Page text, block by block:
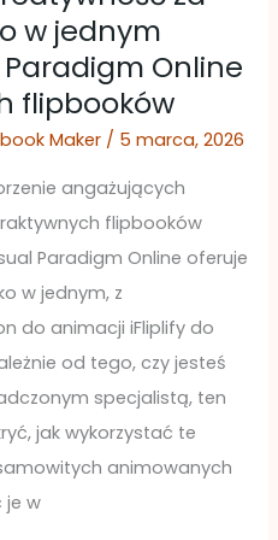
w jednym
Online
flipbooków
Maker / 5 marca, 2026
angażujących
flipbooków
Paradigm Online oferuje
w jednym, z
do animacji iFliplify do
od tego, czy jesteś
specjalistą, ten
jak wykorzystać te
animowanych
je w